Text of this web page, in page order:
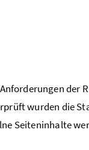
der
wurden die
Seiteninhalte